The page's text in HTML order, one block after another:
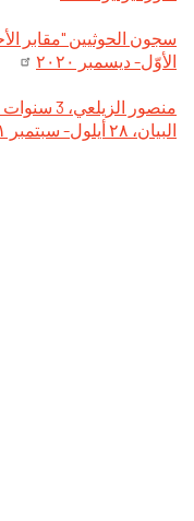
الأوّل- ديسمبر ۲۰۲۰
منصور
البيان، ۲۸ أيلول- سبتمبر ۲۰۱